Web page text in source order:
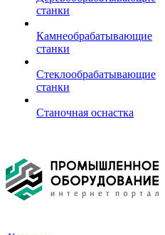
станки
Камнеобрабатывающие
станки
Стеклообрабатывающие
станки
Станочная оснастка